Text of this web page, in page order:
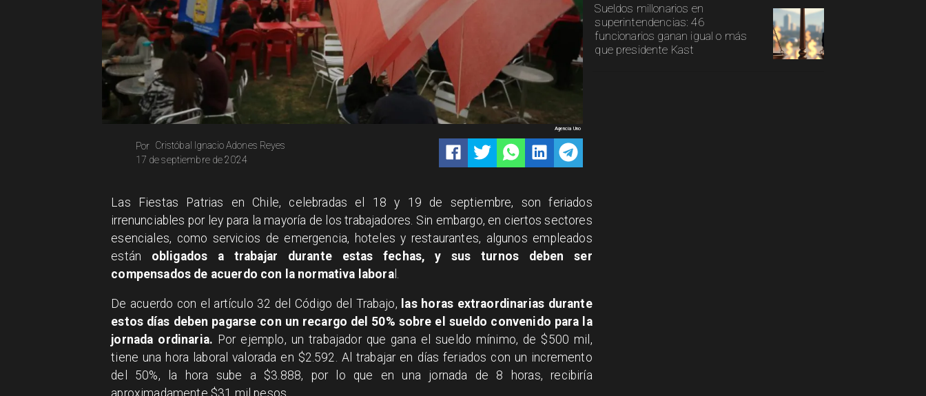
Cristóbal Ignacio Adones Reyes
Por
17 de septiembre de 2024
Agencia Uno
Sueldos millonarios en
superintendencias: 46
funcionarios ganan igual o más
que presidente Kast
Las Fiestas Patrias en Chile, celebradas el 18 y 19 de septiembre, son feriados
irrenunciables por ley para la mayoría de los trabajadores. Sin embargo, en ciertos sectores
esenciales, como servicios de emergencia, hoteles y restaurantes, algunos empleados
están obligados a trabajar durante estas fechas, y sus turnos deben ser
compensados de acuerdo con la normativa laboral.
De acuerdo con el artículo 32 del Código del Trabajo, las horas extraordinarias durante
estos días deben pagarse con un recargo del 50% sobre el sueldo convenido para la
jornada ordinaria. Por ejemplo, un trabajador que gana el sueldo mínimo, de $500 mil,
tiene una hora laboral valorada en $2.592. Al trabajar en días feriados con un incremento
del 50%, la hora sube a $3.888, por lo que en una jornada de 8 horas, recibiría